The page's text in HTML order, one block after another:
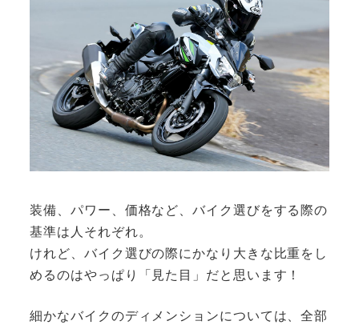
装備、パワー、価格など、バイク選びをする際の
基準は人それぞれ。
けれど、バイク選びの際にかなり大きな比重をし
めるのはやっぱり「見た目」だと思います！
細かなバイクのディメンションについては、全部